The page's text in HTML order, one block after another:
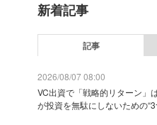
新着記事
記事
2026/08/07 08:00
VC出資で「戦略的リターン」
が投資を無駄にしないための